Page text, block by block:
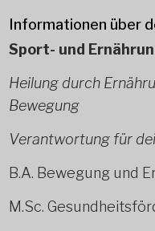
Informationen über
Sport- und
Heilung durch
Bewegung
Verantwortung für
B.A. Bewegung und
M.Sc.